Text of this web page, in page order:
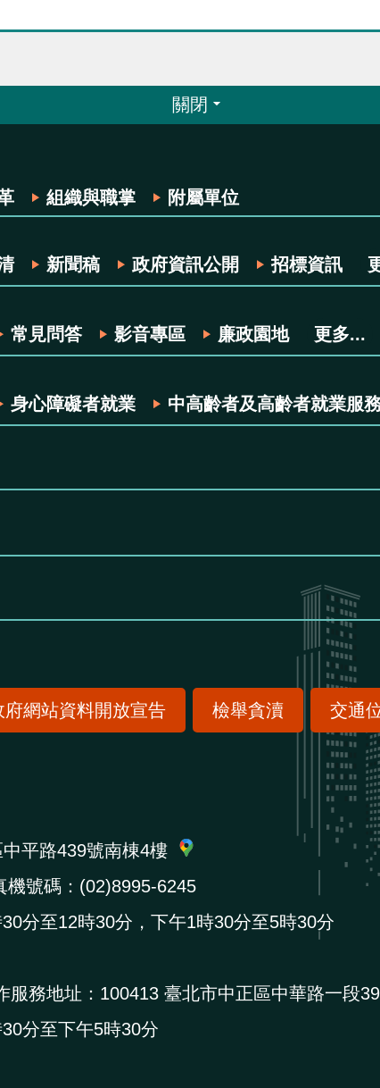
關閉
組織與職掌 附屬單位
新聞稿 政府資訊公開 招標資訊
常見問答 影音專區 廉政園地 更多...
身心障礙者就業 中高齡者及高齡者就業服
府網站資料開放宣告 檢舉貪瀆 交通
平路439號南棟4樓
機號碼：(02)8995-6245
分至12時30分，下午1時30分至5時30分
服務地址： 100413 臺北市中正區中華路一段
分至下午5時30分